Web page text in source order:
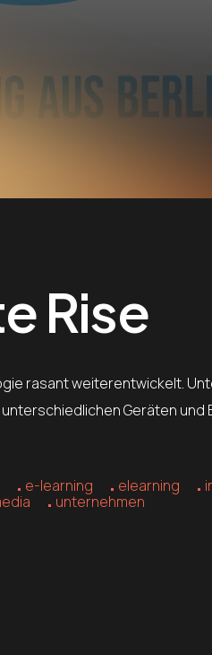
Rise
rasant weiterentwickelt.
Geräten
e-learning elearning
unternehmen